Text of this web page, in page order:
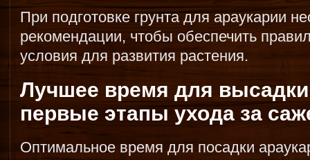
При подготовке грунта для араукарии
рекомендации, чтобы обеспечить
условия для развития растения.
Лучшее время для высадки
первые этапы ухода за
Оптимальное время для посадки